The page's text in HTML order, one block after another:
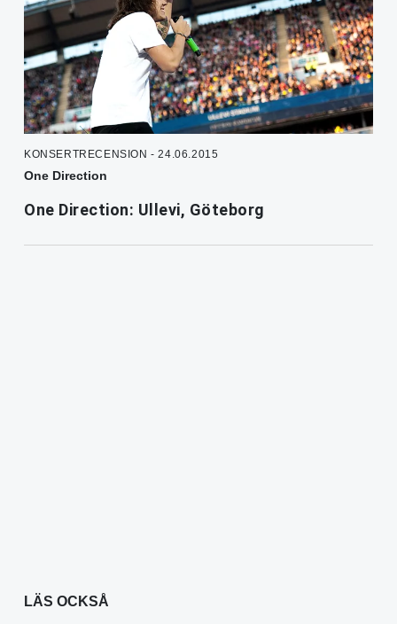
KONSERTRECENSION - 24.06.2015
One Direction
One Direction: Ullevi, Göteborg
LÄS OCKSÅ